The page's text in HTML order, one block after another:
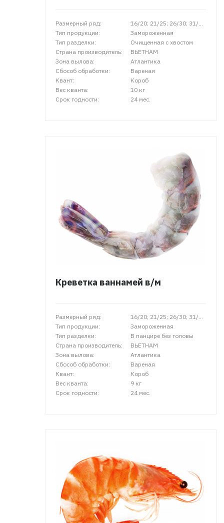
Размерный ряд:
16/20; 21/25; 26/30; 31/40; 41/50
Тип продукции:
Замороженная
Тип разделки:
Очищенная с хвостом
Страна производитель:
ВЬЕТНАМ
Зона вылова:
Атлантика
Сбособ обработки:
Вареная
Квант:
Короб
Вес кванта:
10 кг
Срок годности:
24 мес.
Креветка ваннамей в/м
Размерный ряд:
16/20; 21/25; 26/30; 31/40; 41/50
Тип продукции:
Замороженная
Тип разделки:
В панцире без головы
Страна производитель:
ВЬЕТНАМ
Зона вылова:
Атлантика
Сбособ обработки:
Вареная
Квант:
Короб
Вес кванта:
9 кг
Срок годности:
24 мес.